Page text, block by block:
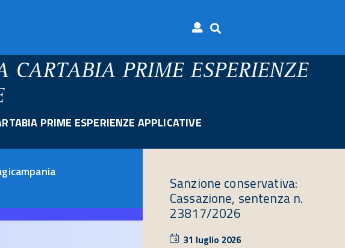
CARTABIA PRIME ESPERIENZE
PRIME ESPERIENZE APPLICATIVE
Sanzione conservativa:
Cassazione, sentenza n.
23817/2026
31 luglio 2026